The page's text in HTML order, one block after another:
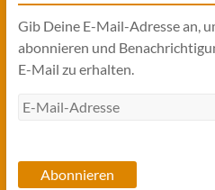
Gib Deine E-Mail-Adresse an,
abonnieren und
E-Mail zu erhalten.
E-
Abonnieren